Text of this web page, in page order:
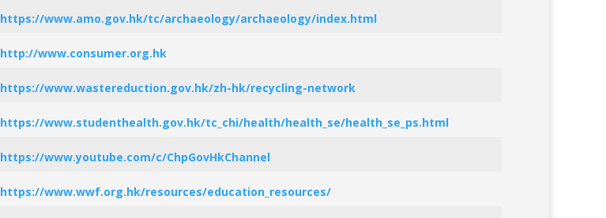
https://www.amo.gov.hk/tc/archaeology/archaeology/index.html
http://www.consumer.org.hk
https://www.wastereduction.gov.hk/zh-hk/recycling-network
https://www.studenthealth.gov.hk/tc_chi/health/health_se/health_se_ps.html
https://www.youtube.com/c/ChpGovHkChannel
https://www.wwf.org.hk/resources/education_resources/